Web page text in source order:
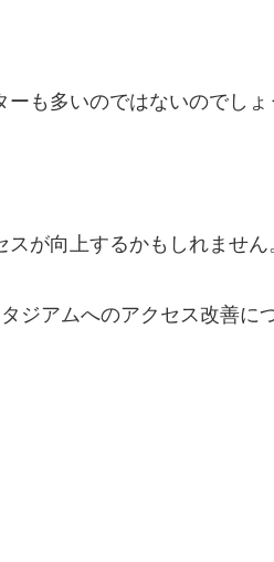
も多いのではないのでしょ
が向上するかもしれません。
ジアムへのアクセス改善に